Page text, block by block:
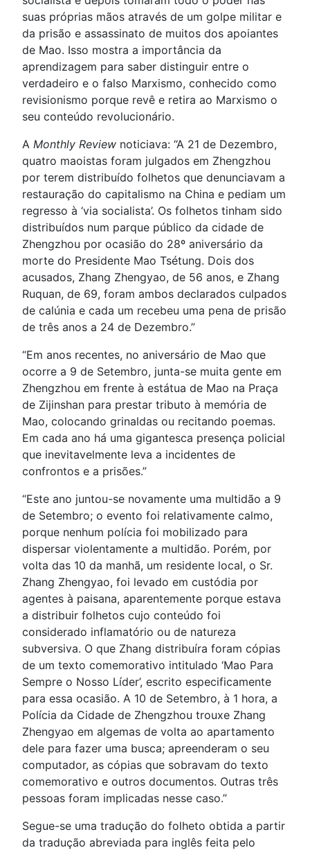
suas próprias mãos através de um golpe militar e
da prisão e assassinato de muitos dos apoiantes
de Mao. Isso mostra a importância da
aprendizagem para saber distinguir entre o
verdadeiro e o falso Marxismo, conhecido como
revisionismo porque revê e retira ao Marxismo o
seu conteúdo revolucionário.
A Monthly Review noticiava: “A 21 de Dezembro,
quatro maoistas foram julgados em Zhengzhou
por terem distribuído folhetos que denunciavam a
restauração do capitalismo na China e pediam um
regresso à ‘via socialista’. Os folhetos tinham sido
distribuídos num parque público da cidade de
Zhengzhou por ocasião do 28º aniversário da
morte do Presidente Mao Tsétung. Dois dos
acusados, Zhang Zhengyao, de 56 anos, e Zhang
Ruquan, de 69, foram ambos declarados culpados
de calúnia e cada um recebeu uma pena de prisão
de três anos a 24 de Dezembro.”
“Em anos recentes, no aniversário de Mao que
ocorre a 9 de Setembro, junta-se muita gente em
Zhengzhou em frente à estátua de Mao na Praça
de Zijinshan para prestar tributo à memória de
Mao, colocando grinaldas ou recitando poemas.
Em cada ano há uma gigantesca presença policial
que inevitavelmente leva a incidentes de
confrontos e a prisões.”
“Este ano juntou-se novamente uma multidão a 9
de Setembro; o evento foi relativamente calmo,
porque nenhum polícia foi mobilizado para
dispersar violentamente a multidão. Porém, por
volta das 10 da manhã, um residente local, o Sr.
Zhang Zhengyao, foi levado em custódia por
agentes à paisana, aparentemente porque estava
a distribuir folhetos cujo conteúdo foi
considerado inflamatório ou de natureza
subversiva. O que Zhang distribuíra foram cópias
de um texto comemorativo intitulado ‘Mao Para
Sempre o Nosso Líder’, escrito especificamente
para essa ocasião. A 10 de Setembro, à 1 hora, a
Polícia da Cidade de Zhengzhou trouxe Zhang
Zhengyao em algemas de volta ao apartamento
dele para fazer uma busca; apreenderam o seu
computador, as cópias que sobravam do texto
comemorativo e outros documentos. Outras três
pessoas foram implicadas nesse caso.”
Segue-se uma tradução do folheto obtida a partir
da tradução abreviada para inglês feita pelo